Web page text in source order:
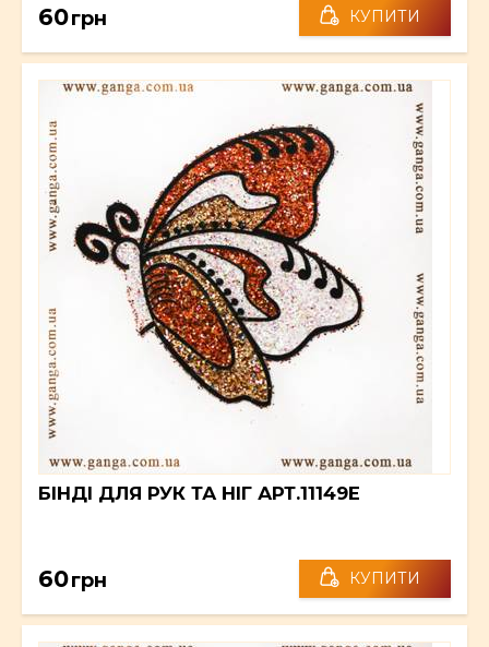
60грн КУПИТИ
БІНДІ ДЛЯ РУК ТА НІГ АРТ.11149E
60грн КУПИТИ